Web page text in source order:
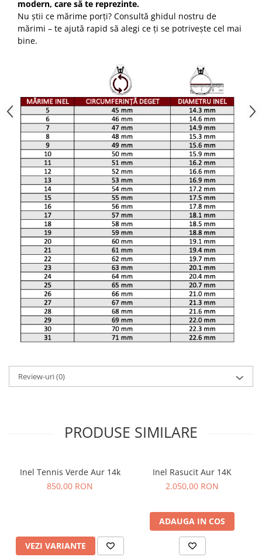
modern, care să te reprezinte.
Nu știi ce mărime porți? Consultă ghidul nostru de
mărimi – te ajută rapid să alegi ce ți se potrivește cel mai
bine.
Review-uri(0)
PRODUSE SIMILARE
Inel Tennis Verde Aur 14k
850,00 RON
VEZI VARIANTE
Inel Rasucit Aur 14K
2.050,00 RON
ADAUGA IN COS